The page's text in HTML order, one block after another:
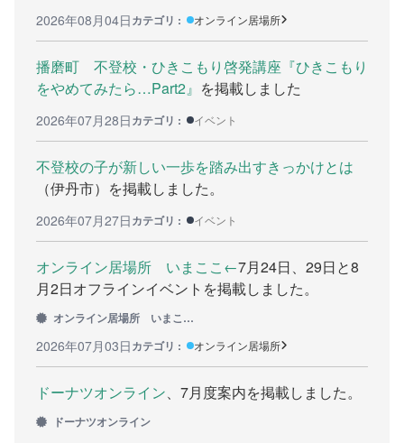
2026年08月04日カテゴリ : オンライン居場所
播磨町 不登校・ひきこもり啓発講座『ひきこもり
をやめてみたら…Part2』 を掲載しました
2026年07月28日カテゴリ : イベント
不登校の子が新しい一歩を踏み出すきっかけとは
（伊丹市）を掲載しました。
2026年07月27日カテゴリ : イベント
オンライン居場所 いまここ←7月24日、29日と8
月2日オフラインイベントを掲載しました。
オンライン居場所 いまここ←
2026年07月03日カテゴリ : オンライン居場所
ドーナツオンライン、7月度案内を掲載しました。
ドーナツオンライン